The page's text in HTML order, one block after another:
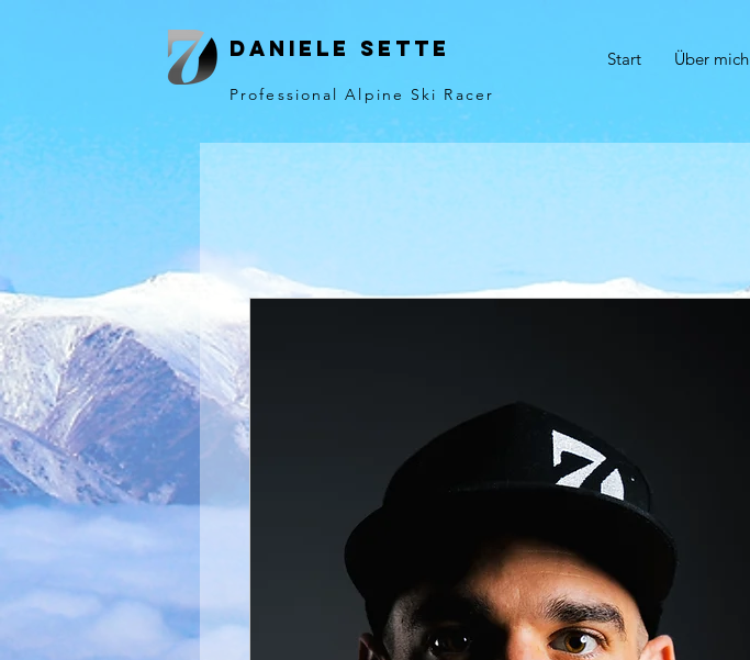
Daniele sette
Professional Alpine Ski Racer
Start Über mich